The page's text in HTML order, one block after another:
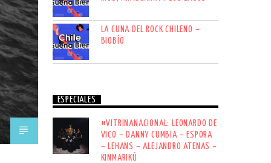
LA CUNA DEL ROCK CHILENO –
BIOBÍO
ESPECIALES
#VITRINANACIONAL: LEONARDO DE
VICO – DANNY CUMBIA – ESPORA
– LEHANS – ALEJANDRO ATENAS –
KINMARIKÚ